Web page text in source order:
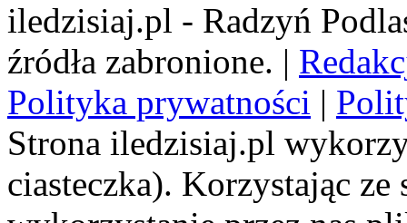
iledzisiaj.pl - Radzyń
źródła zabronione. |
Polityka prywatności |
Strona iledzisiaj.pl
ciasteczka). Korzystając